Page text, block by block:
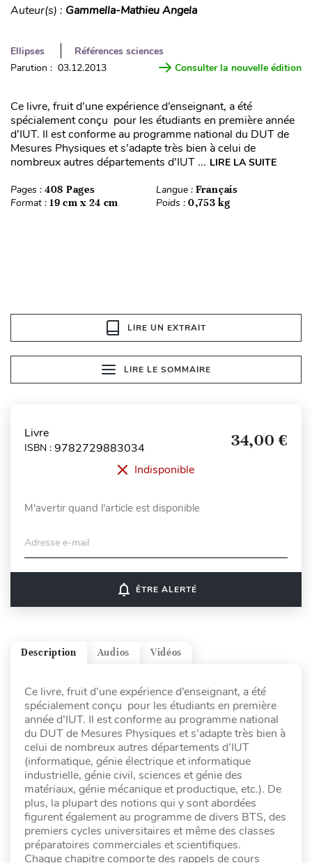
Auteur(s) : Gammella-Mathieu Angela
Ellipses
Références sciences
Parution : 03.12.2013
Consulter la nouvelle édition
Ce livre, fruit d’une expérience d’enseignant, a été
spécialement conçu pour les étudiants en première année
d’IUT. Il est conforme au programme national du DUT de
Mesures Physiques et s’adapte très bien à celui de
nombreux autres départements d’IUT ... LIRE LA SUITE
Pages : 408 Pages Langue : Français
Format : 19 cm x 24 cm Poids : 0,753 kg
LIRE UN EXTRAIT
LIRE LE SOMMAIRE
Livre
ISBN : 9782729883034 34,00 €
Indisponible
M'avertir quand l'article est disponible
Adresse e-mail
notifications_none ÊTRE ALERTÉ
Vidéos
Audios
Description
Ce livre, fruit d’une expérience d’enseignant, a été
spécialement conçu pour les étudiants en première
année d’IUT. Il est conforme au programme national
du DUT de Mesures Physiques et s’adapte très bien à
celui de nombreux autres départements d’IUT
(informatique, génie électrique et informatique
industrielle, génie civil, sciences et génie des
matériaux, génie mécanique et productique, etc.). De
plus, la plupart des notions qui y sont abordées
figurent également au programme de divers BTS, des
premiers cycles universitaires et même des classes
préparatoires commerciales et scientifiques.
Chaque chapitre comporte des rappels de cours